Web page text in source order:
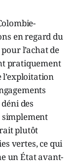
en regard du
l’achat de
pratiquement
l’exploitation
des
plutôt
vertes, ce qui
un État avant-